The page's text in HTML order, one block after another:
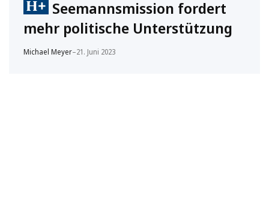
Seemannsmission fordert
mehr politische Unterstützung
Michael Meyer–21. Juni 2023